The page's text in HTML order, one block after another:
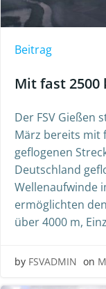
Beitrag
Mit fast 2500
Der FSV Gießen
März bereits mit
geflogenen
Deutschland
Wellenaufwinde
ermöglichten
über 4000 m,
by FSVADMIN on